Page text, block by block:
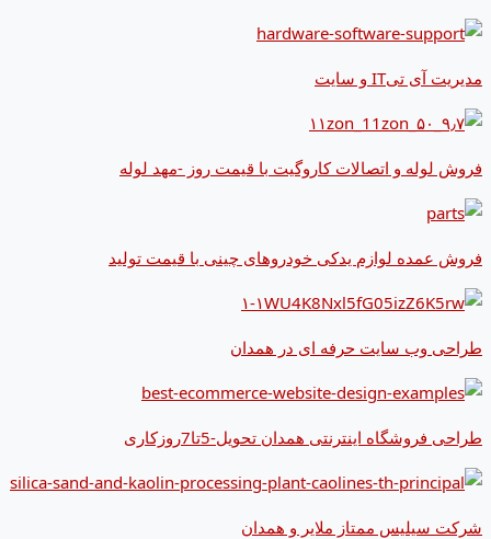
مدیریت آی تیIT و سایت
فروش لوله و اتصالات کاروگیت با قیمت روز -مهد لوله
فروش عمده لوازم یدکی خودروهای چینی با قیمت تولید
طراحی وب سایت حرفه ای در همدان
طراحی فروشگاه اینترنتی همدان تحویل-5تا7روزکاری
شرکت سیلیس ممتاز ملایر و همدان